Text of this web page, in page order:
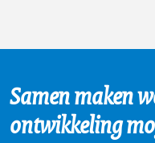
Samen maken
ontwikkeling